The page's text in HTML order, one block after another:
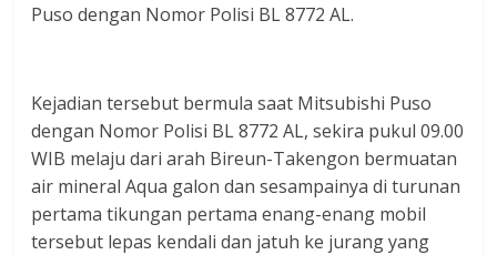
Puso dengan Nomor Polisi BL 8772 AL.
Kejadian tersebut bermula saat Mitsubishi Puso
dengan Nomor Polisi BL 8772 AL, sekira pukul 09.00
WIB melaju dari arah Bireun-Takengon bermuatan
air mineral Aqua galon dan sesampainya di turunan
pertama tikungan pertama enang-enang mobil
tersebut lepas kendali dan jatuh ke jurang yang